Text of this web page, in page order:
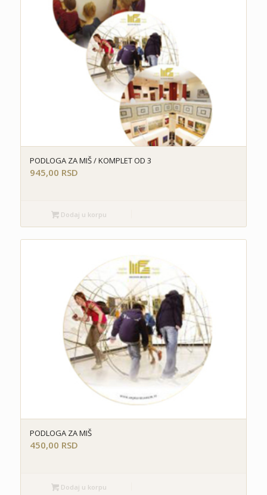
PODLOGA ZA MIŠ / KOMPLET OD 3
945,00 RSD
Dodaj u korpu
PODLOGA ZA MIŠ
450,00 RSD
Dodaj u korpu